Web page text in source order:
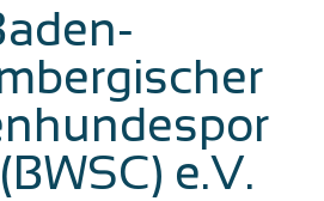
e.V.